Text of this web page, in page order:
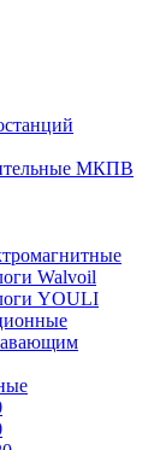
МКПВ
Walvoil
YOULI